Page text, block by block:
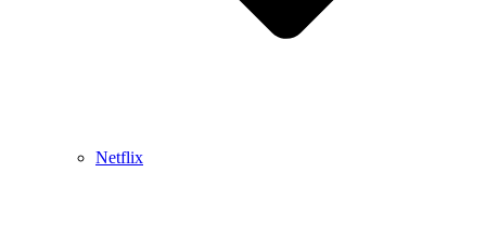
Netflix